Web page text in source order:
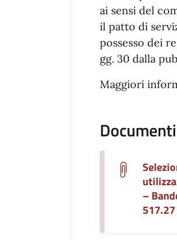
ai sensi del
il patto di
possesso dei
gg. 30 dalla
Maggiori
Documenti
–